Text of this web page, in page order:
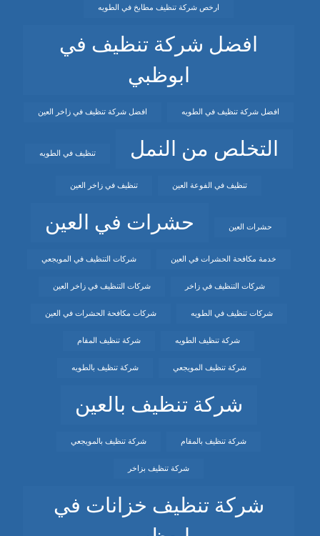
ارخص شركة تنظيف مطابخ في الطويه
افضل شركة تنظيف في
ابوظبي
افضل شركة تنظيف في الطويه افضل شركة تنظيف في زاخر العين
التخلص من النمل تنظيف في الطويه
تنظيف في الفوعة العين تنظيف في زاخر العين
حشرات العين حشرات في العين
خدمة مكافحة الحشرات في العين شركات التنظيف في المويجعي
شركات التنظيف في زاخر شركات التنظيف في زاخر العين
شركات تنظيف في الطويه شركات مكافحة الحشرات في العين
شركة تنظيف الطويه شركة تنظيف المقام
شركة تنظيف المويجعي شركة تنظيف بالطويه
شركة تنظيف بالعين
شركة تنظيف بالمقام شركة تنظيف بالمويجعي
شركة تنظيف بزاخر
شركة تنظيف خزانات في